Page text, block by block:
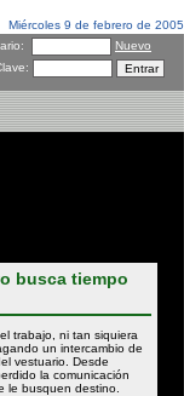
Miércoles 9 de febrero de 2005
Nuevo
busca tiempo
trabajo, ni tan siquiera
un intercambio de
vestuario. Desde
la comunicación
le busquen destino.